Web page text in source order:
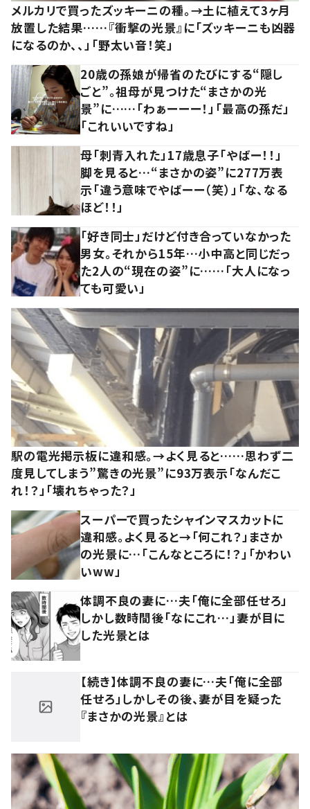
メルカリで買ったズッキーニの種。→土に植えて3ヶ月
放置した結果……『衝撃の光景』に「ズッキーニも凶器
になるのか、、」「野太い音！笑」
20歳の孫娘が帰省のたびにする“隠し
ごと”。祖母が見つけた“まさかの光
景”に……「わぁーーー！」「最高の孫だ」
「これいいですね」
母「刺青入れた」17歳息子「やばー！！」
脚を見ると…“まさかの姿”に277万表
示「違う意味でやばーー（笑）」「な、なる
ほど！！」
「好き同士」だけど付き合っていなかった
男女。それから15年…小中高と同じだっ
た2人の“現在の姿”に……「大人になっ
ても可愛い」
駅の電光掲示板に違和感。→よく見ると……思わず二
度見してしまう”驚きの光景”に93万表示「なんだこ
れ！？」「壊れちゃった？」
スーパーで買ったシャインマスカットに
違和感。よく見ると→「何これ？」まさか
の光景に…「こんなところに！？」「かわい
いww」
体調不良の妻に…夫「俺に全部任せろ」
しかし数時間後「なにこれ…」妻が目に
した光景とは
【続き】体調不良の妻に…夫「俺に全部
任せろ」しかしその後、妻が目を疑った
『まさかの光景』とは